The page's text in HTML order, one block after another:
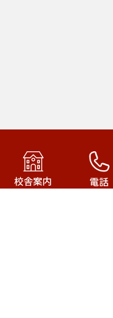
アカデミー・オブ・ファ
武田塾はこちら！
武田塾三軒茶屋校
校舎案内 電話